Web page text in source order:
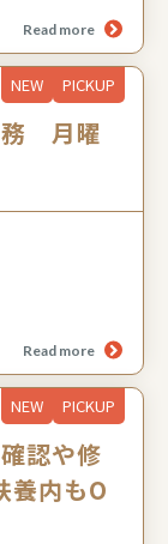
Read more
NEW PICKUP
務 月曜
Read more
NEW PICKUP
認や修
内もO